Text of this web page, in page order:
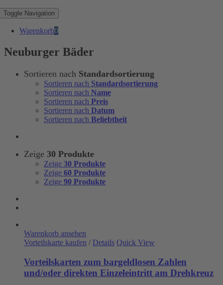
Toggle Navigation
Warenkorb0
Neuburger Bäder
Sortieren nach Standardsortierung
Sortieren nach Standardsortierung
Sortieren nach Name
Sortieren nach Preis
Sortieren nach Datum
Sortieren nach Beliebtheit
Zeige 30 Produkte
Zeige 30 Produkte
Zeige 60 Produkte
Zeige 90 Produkte
Warenkorb ansehen
Vorteilskarte kaufen / Details Quick View
Vorteilskarten zum bargeldlosen Zahlen
und/oder direkten Einzeleintritt am Drehkreuz